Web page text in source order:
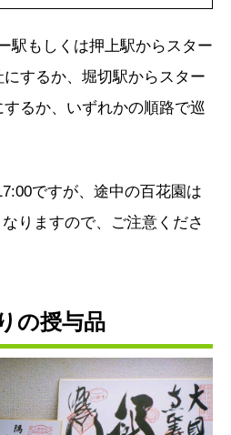
駅もしくは押上駅からスター
にするか、堀切駅からスター
するか、いずれかの順路で巡
ですが、途中の百花園は
りますので、ご注意くださ
の授与品